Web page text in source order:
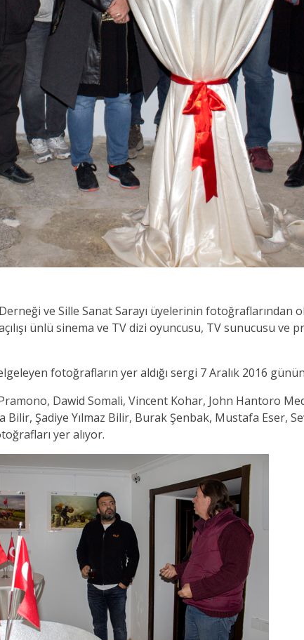
ve Sille Sanat Sarayı üyelerinin fotoğraflarından
ünlü sinema ve TV dizi oyuncusu, TV sunucusu ve
fotoğrafların yer aldığı sergi 7 Aralık 2016
Dawid Somali, Vincent Kohar, John Hantoro
Şadiye Yılmaz Bilir, Burak Şenbak, Mustafa Eser,
yer alıyor.